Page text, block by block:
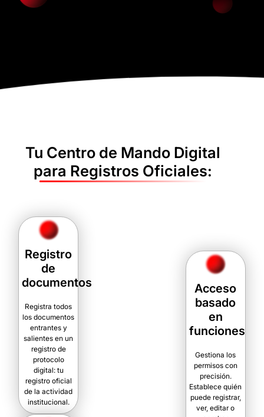
Tu Centro de Mando Digital
para Registros Oficiales:
Registro
de
documentos
Registra todos
los documentos
entrantes y
salientes en un
registro de
protocolo
digital: tu
registro oficial
de la actividad
institucional.
Acceso
basado
en
funciones
Gestiona los
permisos con
precisión.
Establece quién
puede registrar,
ver, editar o